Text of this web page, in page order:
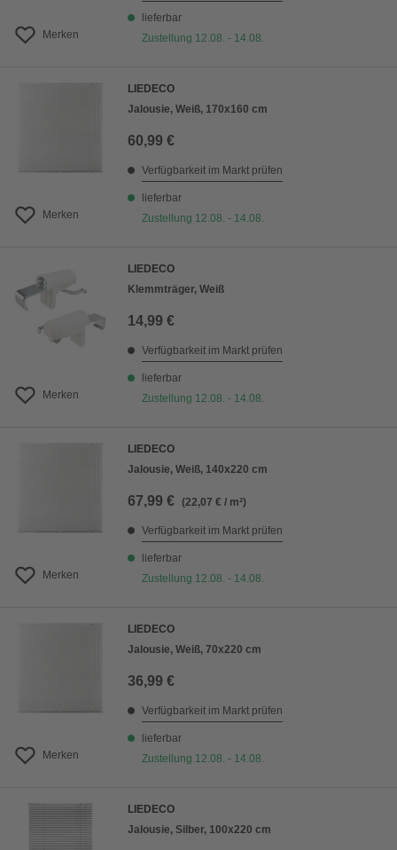
Merken
lieferbar
Zustellung 12.08. - 14.08.
Merken
LIEDECO
Jalousie, Weiß, 170x160 cm
60,99 €
Verfügbarkeit im Markt prüfen
lieferbar
Zustellung 12.08. - 14.08.
Merken
LIEDECO
Klemmträger, Weiß
14,99 €
Verfügbarkeit im Markt prüfen
lieferbar
Zustellung 12.08. - 14.08.
Merken
LIEDECO
Jalousie, Weiß, 140x220 cm
67,99 € (22,07 € / m²)
Verfügbarkeit im Markt prüfen
lieferbar
Zustellung 12.08. - 14.08.
Merken
LIEDECO
Jalousie, Weiß, 70x220 cm
36,99 €
Verfügbarkeit im Markt prüfen
lieferbar
Zustellung 12.08. - 14.08.
LIEDECO
Jalousie, Silber, 100x220 cm